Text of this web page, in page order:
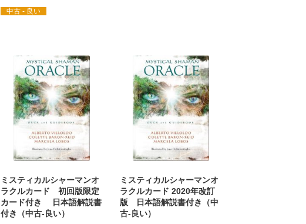
中古 - 良い
ミスティカルシャーマンオ
ラクルカード 初回版限定
カード付き 日本語解説書
付き（中古-良い）
ミスティカルシャーマンオ
ラクルカード 2020年改訂
版 日本語解説書付き（中
古-良い）